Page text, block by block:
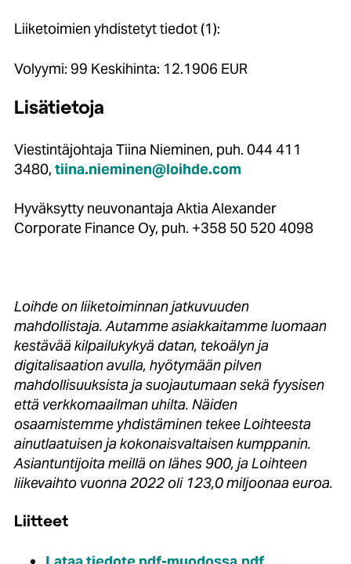
Liiketoimien yhdistetyt tiedot (1):
Volyymi: 99 Keskihinta: 12.1906 EUR
Lisätietoja
Viestintäjohtaja Tiina Nieminen, puh. 044 411
3480, tiina.nieminen@loihde.com
Hyväksytty neuvonantaja Aktia Alexander
Corporate Finance Oy, puh. +358 50 520 4098
Loihde on liiketoiminnan jatkuvuuden
mahdollistaja. Autamme asiakkaitamme luomaan
kestävää kilpailukykyä datan, tekoälyn ja
digitalisaation avulla, hyötymään pilven
mahdollisuuksista ja suojautumaan sekä fyysisen
että verkkomaailman uhilta. Näiden
osaamistemme yhdistäminen tekee Loihteesta
ainutlaatuisen ja kokonaisvaltaisen kumppanin.
Asiantuntijoita meillä on lähes 900, ja Loihteen
liikevaihto vuonna 2022 oli 123,0 miljoonaa euroa.
Liitteet